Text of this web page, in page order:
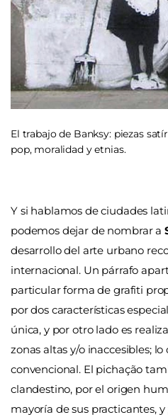
El trabajo de Banksy: piezas
pop, moralidad y etnias.
Y si hablamos de ciudades
podemos dejar de nombrar a
desarrollo del arte urbano
internacional. Un párrafo
particular forma de grafiti
por dos características
única, y por otro lado es
zonas altas y/o inaccesibles;
convencional. El pichação
clandestino, por el origen
mayoría de sus practicantes,